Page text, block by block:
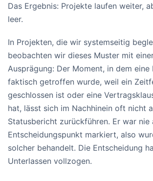
Das Ergebnis: Projekte laufen weiter,
leer.
In Projekten, die wir systemseitig
beobachten wir dieses Muster mit
Ausprägung: Der Moment, in dem eine
faktisch getroffen wurde, weil ein
geschlossen ist oder eine
hat, lässt sich im Nachhinein oft nicht
Statusbericht zurückführen. Er war nie
Entscheidungspunkt markiert, also
solcher behandelt. Die Entscheidung
Unterlassen vollzogen.